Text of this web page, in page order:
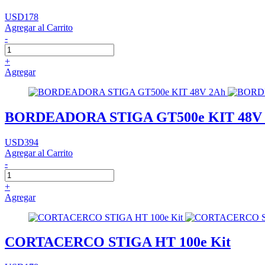
USD178
Agregar al Carrito
-
+
Agregar
BORDEADORA STIGA GT500e KIT 48V
USD394
Agregar al Carrito
-
+
Agregar
CORTACERCO STIGA HT 100e Kit